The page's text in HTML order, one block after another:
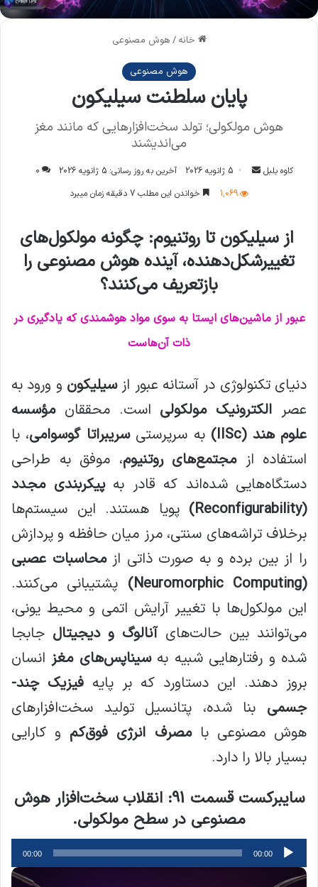
خانه / هوش مصنوعی
هوش مصنوعی
پایان سلطنت سیلیکون
هوش مولکولی؛ تولد سخت‌افزارهایی که مانند مغز
می‌اندیشند
کاوه بلبل
ل
ل
5 ژانویه 2026 آخرین به روز رسانی: 5 ژانویه 2026
0
1,069
خواندن این مطلب 7 دقیقه زمان میبرد
از سیلیکون تا روتنیوم: چگونه مولکول‌های
تغییرشکل‌دهنده، آینده هوش مصنوعی را
بازتعریف می‌کنند؟
عبور از ماشین‌های ایستا به سوی مواد هوشمندی که یادگیری در
ذات آن‌هاست
دنیای تکنولوژی در آستانه عبور ازسیلیکون و ورود به
عصر الکترونیک مولکولی است. محققانمؤسسه
علوم هند (IISc)
به سرپرستیسریبراتا گوسوامی، با
استفاده ازمجتمع‌های روتنیوم، موفق به طراحی
دستگاه‌هایی شده‌اند که قادر بهپیکربندی مجدد
(Reconfigurability)
پویا هستند. این سیستم‌ها
برخلاف تراشه‌های سنتی، مرز میان حافظه و پردازش
را از بین برده و به صورت ذاتی ازمحاسبات عصبی
(Neuromorphic Computing)
پشتیبانی می‌کنند.
این مولکول‌ها با تغییر آرایش اتمی و محیط یونی،
می‌توانند بین حالت‌هایآنالوگ و دیجیتال جابجا
شده و رفتارهایی شبیه بهسیناپس‌های مغزانسان
بروز دهند. این دستاورد که بر پایه فیزیک چند-
جسمی بنا شده، پتانسیل تولید سخت‌افزارهای
هوش مصنوعی بامصرف انرژی فوق‌کم و کارایی
بسیار بالا را دارد.
سایبرکست قسمت 91: انقلاب سخت‌افزار هوش
مصنوعی در سطح مولکولی.
پخش‌کننده
صوت
00:00
00:00